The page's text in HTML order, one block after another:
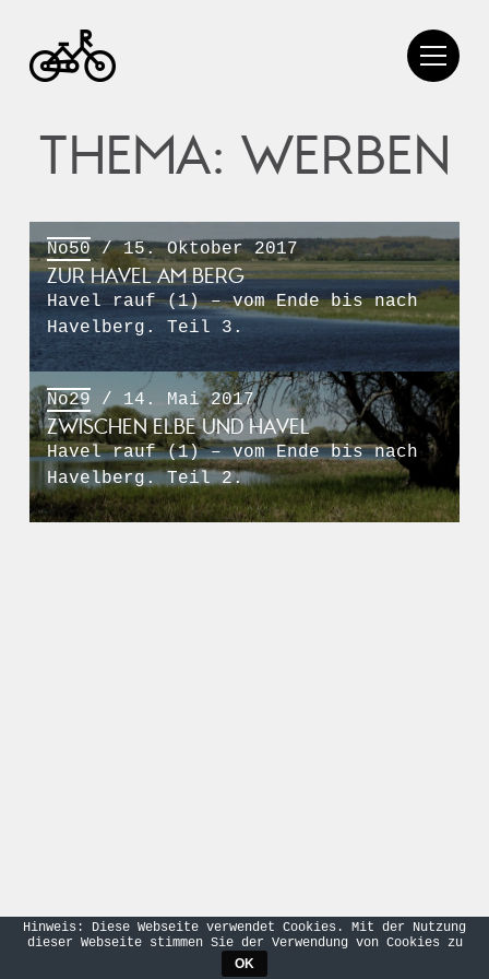
THEMA: WERBEN
No50/ 15. Oktober 2017
ZUR HAVEL AM BERG
Havel rauf (1) – vom Ende bis nach
Havelberg. Teil 3.
No29 / 14. Mai 2017
ZWISCHEN ELBE UND HAVEL
Havel rauf (1) – vom Ende bis nach
Havelberg. Teil 2.
Hinweis: Diese Webseite verwendet Cookies. Mit der Nutzung
dieser Webseite stimmen Sie der Verwendung von Cookies zu
OK